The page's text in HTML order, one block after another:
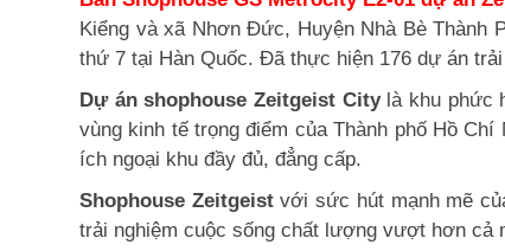
Kiểng và xã Nhơn Đức, Huyện Nhà Bè Thành
thứ 7 tại Hàn Quốc. Đã thực hiện 176 dự án
Dự án shophouse Zeitgeist Citylà khu phức
vùng kinh tế trọng điểm của Thành phố Hồ
ích ngoại khu đầy đủ, đẳng cấp.
Shophouse Zeitgeist với sức hút mạnh mẽ
trải nghiệm cuộc sống chất lượng vượt hơn cả